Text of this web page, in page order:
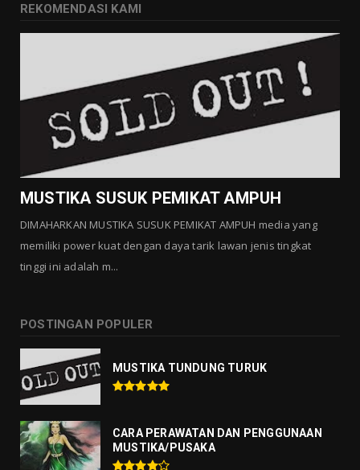
MUSTIKA LANGGENG PERNIKAHAN
Agustus 01, 2026
GALLERY MUSTIKA
MUSTIKA KHODAM SURO
Agustus 01, 2026
GALLERY MUSTIKA
MUSTIKA MANTRA CINTA
REKOMENDASI KAMI
MUSTIKA SUSUK PEMIKAT AMPUH
DIMAHARKAN MUSTIKA SUSUK PEMIKAT AMPUH media yang
memiliki power kuat dengan daya tarik lawan jenis tingkat
tinggi ini adalah m...
POSTINGAN POPULER
MUSTIKA TUNDUNG TURUK
CARA PERAWATAN DAN PENGGUNAAN
MUSTIKA/PUSAKA